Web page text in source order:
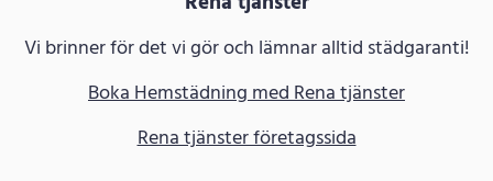
Vi brinner för det vi gör och lämnar alltid städgaranti!
Boka Hemstädning med Rena tjänster
Rena tjänster företagssida